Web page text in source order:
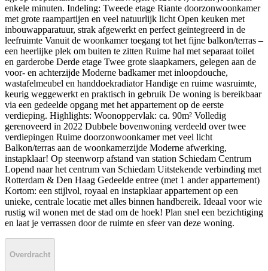
enkele minuten. Indeling: Tweede etage Riante doorzonwoonkamer
met grote raampartijen en veel natuurlijk licht Open keuken met
inbouwapparatuur, strak afgewerkt en perfect geïntegreerd in de
leefruimte Vanuit de woonkamer toegang tot het fijne balkon/terras –
een heerlijke plek om buiten te zitten Ruime hal met separaat toilet
en garderobe Derde etage Twee grote slaapkamers, gelegen aan de
voor- en achterzijde Moderne badkamer met inloopdouche,
wastafelmeubel en handdoekradiator Handige en ruime wasruimte,
keurig weggewerkt en praktisch in gebruik De woning is bereikbaar
via een gedeelde opgang met het appartement op de eerste
verdieping. Highlights: Woonoppervlak: ca. 90m² Volledig
gerenoveerd in 2022 Dubbele bovenwoning verdeeld over twee
verdiepingen Ruime doorzonwoonkamer met veel licht
Balkon/terras aan de woonkamerzijde Moderne afwerking,
instapklaar! Op steenworp afstand van station Schiedam Centrum
Lopend naar het centrum van Schiedam Uitstekende verbinding met
Rotterdam & Den Haag Gedeelde entree (met 1 ander appartement)
Kortom: een stijlvol, royaal en instapklaar appartement op een
unieke, centrale locatie met alles binnen handbereik. Ideaal voor wie
rustig wil wonen met de stad om de hoek! Plan snel een bezichtiging
en laat je verrassen door de ruimte en sfeer van deze woning.
Overdracht